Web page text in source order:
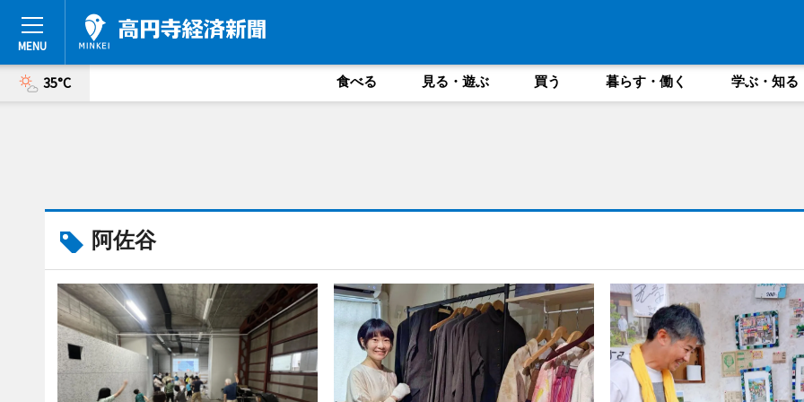
35°C 食べる 見る・遊ぶ 買う 暮らす・働く 学ぶ・知る
阿佐谷